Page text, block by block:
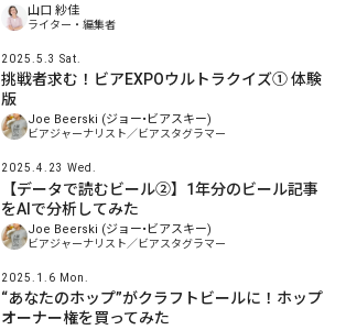
山口 紗佳
ライター・編集者
2025.5.3 Sat.
挑戦者求む！ビアEXPOウルトラクイズ① 体験
版
Joe Beerski (ジョー•ビアスキー)
ビアジャーナリスト／ビアスタグラマー
2025.4.23 Wed.
【データで読むビール②】1年分のビール記事
をAIで分析してみた
Joe Beerski (ジョー•ビアスキー)
ビアジャーナリスト／ビアスタグラマー
2025.1.6 Mon.
“あなたのホップ”がクラフトビールに！ホップ
オーナー権を買ってみた